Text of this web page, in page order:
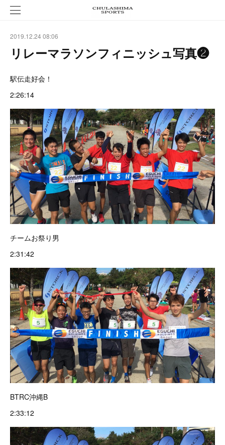
2019.12.24 08:06
リレーマラソンフィニッシュ写真❷
駅伝走好会！
2:26:14
チームお祭り男
2:31:42
BTRC沖縄B
2:33:12